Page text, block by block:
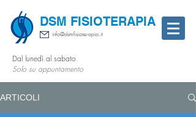
DSM FISIOTERAPIA
info@dsmfisioterapia.it
Dal lunedì al sabato
Solo su appuntamento
ARTICOLI